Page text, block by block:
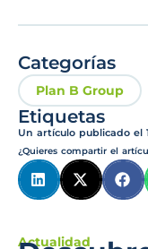
Categorías
Plan B Group
Etiquetas
Un artículo publicado el
¿Quieres compartir el
Actualidad